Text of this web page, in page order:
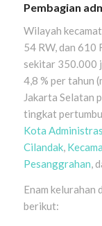
Pembagian
Wilayah
54 RW, dan 610
sekitar 350.000
4,8 % per tahun
Jakarta Selatan
tingkat
Kota
Cilandak,
Pesanggrahan,
Enam kelurahan
berikut: